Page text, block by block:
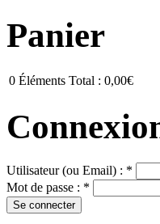
Panier
0 Éléments Total : 0,00€
Utilisateur (ou Email) : *
Mot de passe : *